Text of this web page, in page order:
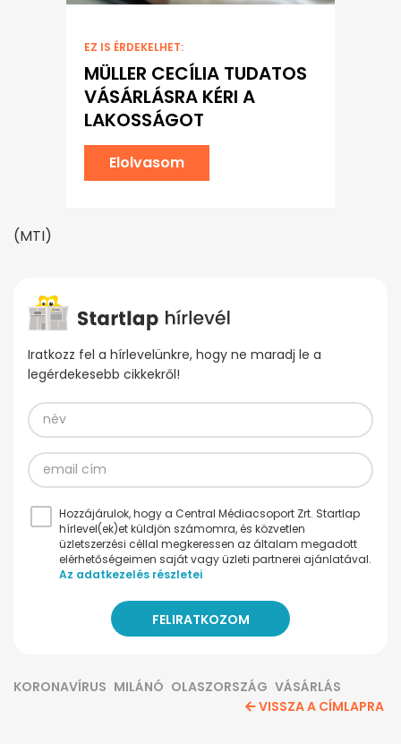
EZ IS ÉRDEKELHET:
MÜLLER CECÍLIA TUDATOS
VÁSÁRLÁSRA KÉRI A
LAKOSSÁGOT
Elolvasom
(MTI)
Iratkozz fel a hírlevelünkre, hogy ne maradj le a
legérdekesebb cikkekről!
Hozzájárulok, hogy a Central Médiacsoport Zrt. Startlap
hírlevel(ek)et küldjön számomra, és közvetlen
üzletszerzési céllal megkeressen az általam megadott
elérhetőségeimen saját vagy üzleti partnerei ajánlatával.
Az adatkezelés részletei
KORONAVÍRUS MILÁNÓ OLASZORSZÁG VÁSÁRLÁS
VISSZA A CÍMLAPRA